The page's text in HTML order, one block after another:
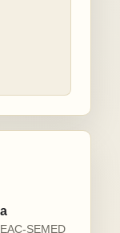
SEMED